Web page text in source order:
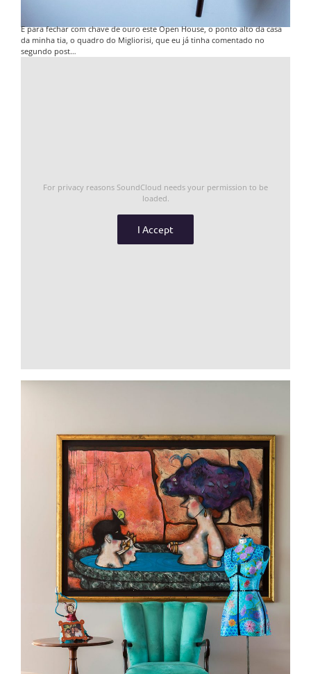
E para fechar com chave de ouro este Open House, o ponto alto da casa
da minha tia, o quadro do Migliorisi, que eu já tinha comentado no
segundo post…
For privacy reasons SoundCloud needs your permission to be
loaded.
I Accept